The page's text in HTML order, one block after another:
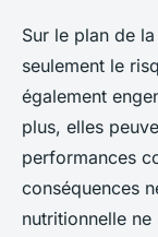
Sur le plan de
seulement le
également
plus, elles
performances
conséquences
nutritionnelle